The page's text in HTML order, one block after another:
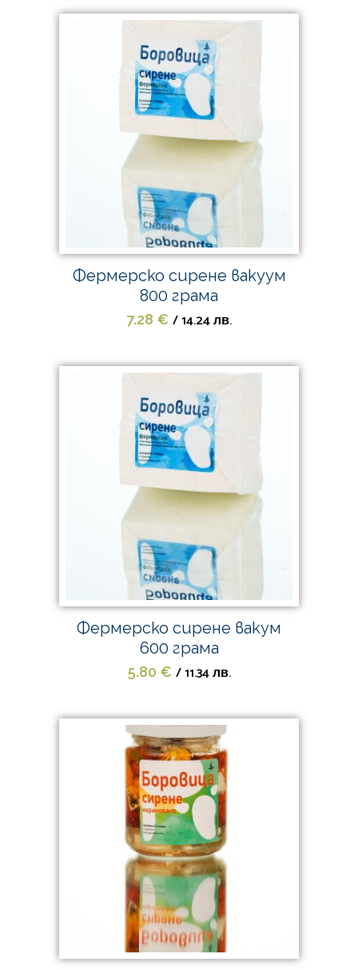
Фермерско сирене вакуум
800 грама
7.28 € / 14.24 лв.
Фермерско сирене вакум
600 грама
5.80 € / 11.34 лв.